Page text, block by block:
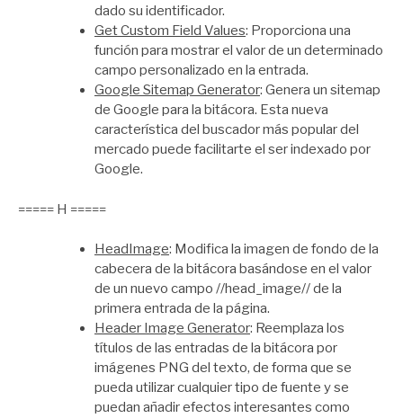
dado su identificador.
Get Custom Field Values: Proporciona una
función para mostrar el valor de un determinado
campo personalizado en la entrada.
Google Sitemap Generator: Genera un sitemap
de Google para la bitácora. Esta nueva
característica del buscador más popular del
mercado puede facilitarte el ser indexado por
Google.
===== H =====
HeadImage: Modifica la imagen de fondo de la
cabecera de la bitácora basándose en el valor
de un nuevo campo //head_image// de la
primera entrada de la página.
Header Image Generator: Reemplaza los
títulos de las entradas de la bitácora por
imágenes PNG del texto, de forma que se
pueda utilizar cualquier tipo de fuente y se
puedan añadir efectos interesantes como